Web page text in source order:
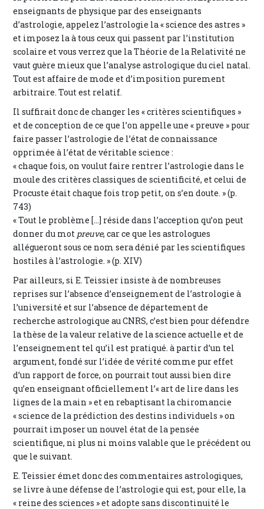
enseignants de physique par des enseignants
d’astrologie, appelez l’astrologie la « science des astres »
et imposez la à tous ceux qui passent par l’institution
scolaire et vous verrez que la Théorie de la Relativité ne
vaut guère mieux que l’analyse astrologique du ciel natal.
Tout est affaire de mode et d’imposition purement
arbitraire. Tout est relatif.
Il suffirait donc de changer les « critères scientifiques »
et de conception de ce que l’on appelle une « preuve » pour
faire passer l’astrologie de l’état de connaissance
opprimée à l’état de véritable science :
« chaque fois, on voulut faire rentrer l’astrologie dans le
moule des critères classiques de scientificité, et celui de
Procuste était chaque fois trop petit, on s’en doute. » (p.
743)
« Tout le problème [...] réside dans l’acception qu’on peut
donner du mot preuve, car ce que les astrologues
allégueront sous ce nom sera dénié par les scientifiques
hostiles à l’astrologie. » (p. XIV)
Par ailleurs, si E. Teissier insiste à de nombreuses
reprises sur l’absence d’enseignement de l’astrologie à
l’université et sur l’absence de département de
recherche astrologique au CNRS, c’est bien pour défendre
la thèse de la valeur relative de la science actuelle et de
l’enseignement tel qu’il est pratiqué. à partir d’un tel
argument, fondé sur l’idée de vérité comme pur effet
d’un rapport de force, on pourrait tout aussi bien dire
qu’en enseignant officiellement l’« art de lire dans les
lignes de la main » et en rebaptisant la chiromancie
« science de la prédiction des destins individuels » on
pourrait imposer un nouvel état de la pensée
scientifique, ni plus ni moins valable que le précédent ou
que le suivant.
E. Teissier émet donc des commentaires astrologiques,
se livre à une défense de l’astrologie qui est, pour elle, la
« reine des sciences » et adopte sans discontinuité le